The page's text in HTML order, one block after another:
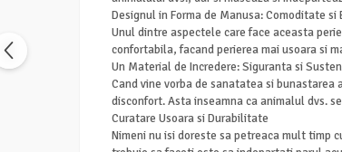
Designul in Forma de Manusa: Comoditate si
Unul dintre aspectele care face aceasta
confortabila, facand perierea mai usoara si
Un Material de Incredere: Siguranta si
Cand vine vorba de sanatatea si
disconfort. Asta inseamna ca animalul dvs.
Curatare Usoara si Durabilitate
Nimeni nu isi doreste sa petreaca mult timp